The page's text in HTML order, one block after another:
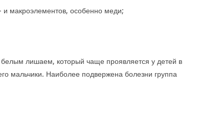
и макроэлементов, особенно меди;
лишаем, который чаще проявляется у детей в
мальчики. Наиболее подвержена болезни группа